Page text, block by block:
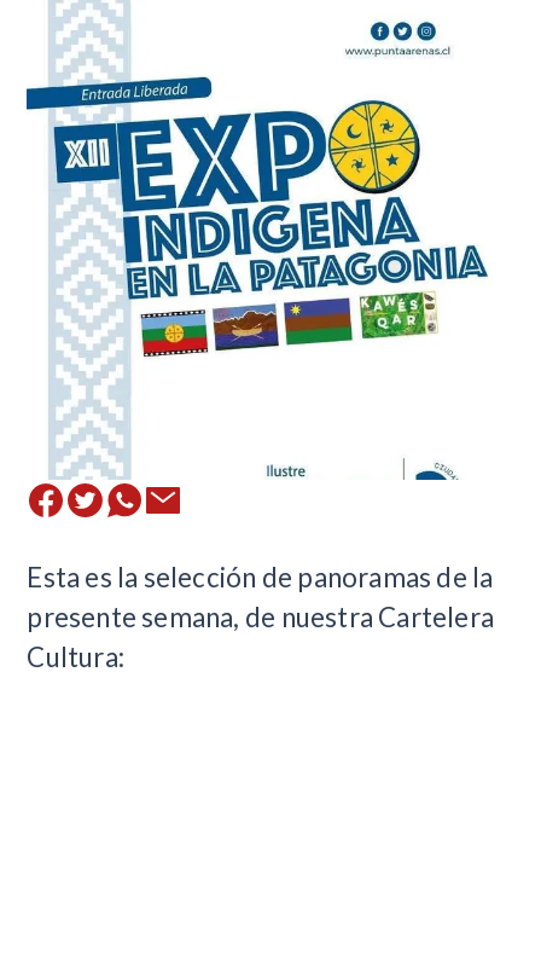
​Esta es la selección de panoramas de la
presente semana, de nuestra Cartelera
Cultura: